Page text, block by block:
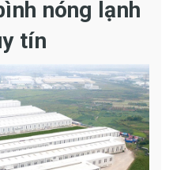
nóng lạnh
tín